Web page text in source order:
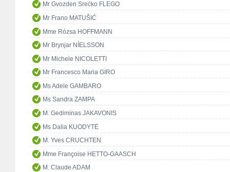
Mr Gvozden Srećko FLEGO
Mr Frano MATUŠIĆ
Mme Rózsa HOFFMANN
Mr Brynjar NÍELSSON
Mr Michele NICOLETTI
Mr Francesco Maria GIRO
Ms Adele GAMBARO
Ms Sandra ZAMPA
M. Gediminas JAKAVONIS
Ms Dalia KUODYTĖ
M. Yves CRUCHTEN
Mme Françoise HETTO-GAASCH
M. Claude ADAM